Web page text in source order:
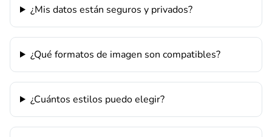
¿Mis datos están seguros y privados?
¿Qué formatos de imagen son compatibles?
¿Cuántos estilos puedo elegir?